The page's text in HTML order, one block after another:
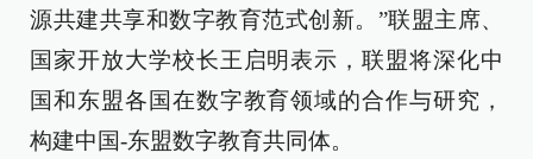
源共建共享和数字教育范式创新。”联盟主席、
国家开放大学校长王启明表示，联盟将深化中
国和东盟各国在数字教育领域的合作与研究，
构建中国-东盟数字教育共同体。